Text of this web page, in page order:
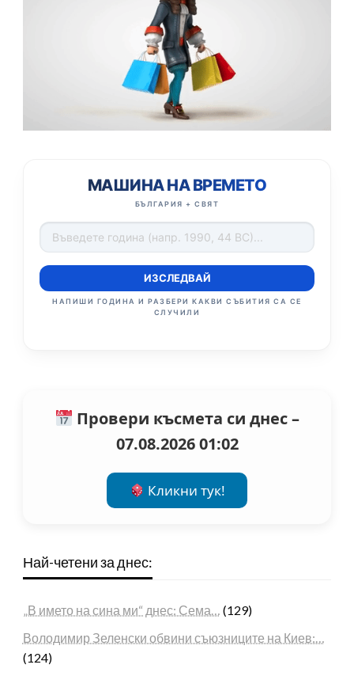
МАШИНА НА ВРЕМЕТО
БЪЛГАРИЯ + СВЯТ
ИЗСЛЕДВАЙ
НАПИШИ ГОДИНА И РАЗБЕРИ КАКВИ СЪБИТИЯ СА СЕ
СЛУЧИЛИ
Провери късмета си днес –
07.08.2026 01:02
Кликни тук!
Най-четени за днес:
„В името на сина ми“ днес: Сема… (129)
Володимир Зеленски обвини съюзниците на Киев:…
(124)